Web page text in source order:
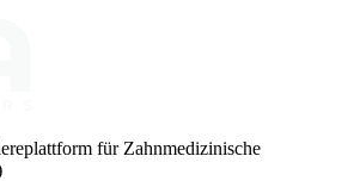
für Zahnmedizinische